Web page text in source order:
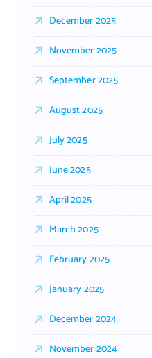
December 2025
November 2025
September 2025
August 2025
July 2025
June 2025
April 2025
March 2025
February 2025
January 2025
December 2024
November 2024